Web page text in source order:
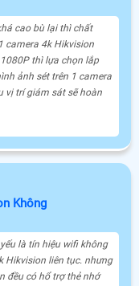
cao bù lại thì chất
camera 4k Hikvision
thì lựa chọn lắp
ảnh sét trên 1 camera
vị trí giám sát sẽ hoàn
Không
là tín hiệu wifi không
Hikvision liên tục. nhưng
đều có hổ trợ thẻ nhớ